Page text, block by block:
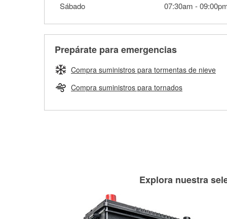
Sábado
07:30am -
Prepárate para emergencias
Compra suministros para tormentas de nieve
Compra suministros para tornados
Explora nuestra